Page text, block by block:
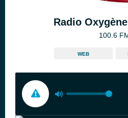
Radio
100.6
WEB